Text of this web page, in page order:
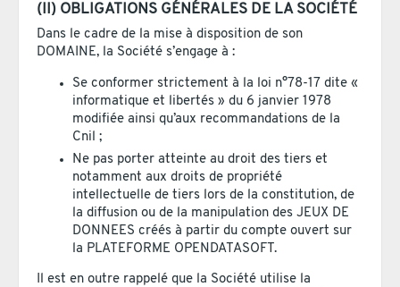
(II) OBLIGATIONS GÉNÉRALES DE LA SOCIÉTÉ
Dans le cadre de la mise à disposition de son
DOMAINE, la Société s’engage à :
Se conformer strictement à la loi n°78-17 dite «
informatique et libertés » du 6 janvier 1978
modifiée ainsi qu’aux recommandations de la
Cnil ;
Ne pas porter atteinte au droit des tiers et
notamment aux droits de propriété
intellectuelle de tiers lors de la constitution, de
la diffusion ou de la manipulation des JEUX DE
DONNEES créés à partir du compte ouvert sur
la PLATEFORME OPENDATASOFT.
Il est en outre rappelé que la Société utilise la